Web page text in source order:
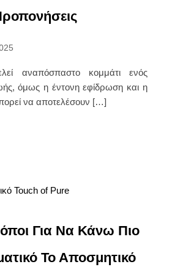
αναπόσπαστο κομμάτι ενός
όμως η έντονη εφίδρωση και η
να αποτελέσουν […]
Για Να Κάνω Πιο
Το Αποσμητικό